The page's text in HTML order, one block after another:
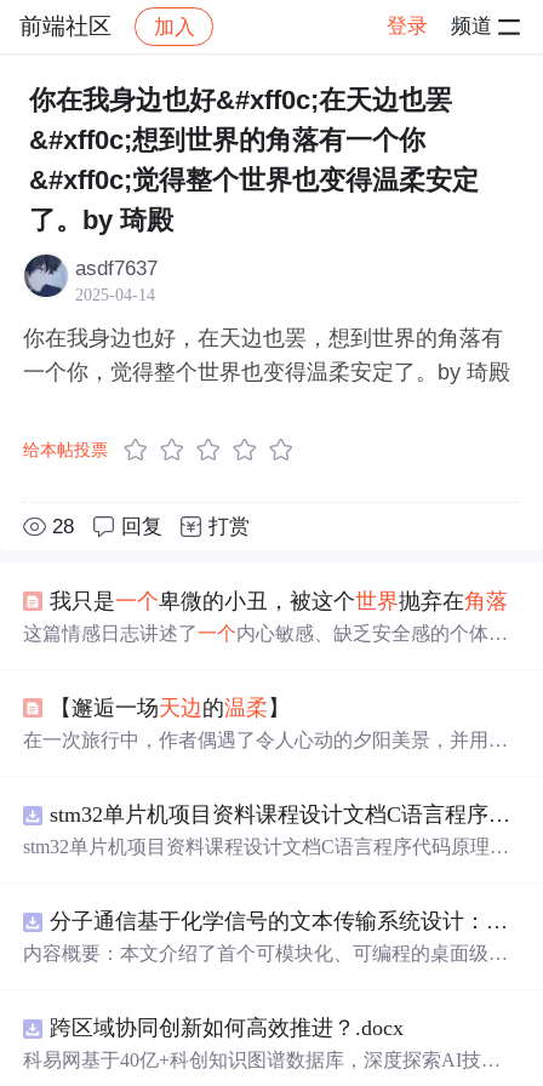
前端社区 加入 登录 频道
社区 前端社区 感慨 帖子详情
你在我身边也好&#xff0c;在天边也罢
&#xff0c;想到世界的角落有一个你
&#xff0c;觉得整个世界也变得温柔安定
了。by 琦殿
asdf7637
2025-04-14
你在我身边也好，在天边也罢，想到世界的角落有
一个你，觉得整个世界也变得温柔安定了。by 琦殿
给本帖投票
28 回复 打赏
我只是一个卑微的小丑，被这个世界抛弃在角落
这篇情感日志讲述了一个内心敏感、缺乏安全感的个体如
【邂逅一场天边的温柔 】
在一次旅行中，作者偶遇了令人心动的夕阳美景，并用手
张照片，作者希望读者能在忙碌中发现身边的美好。 stm32单片机项目资料课程设计文档C语言程序代码原理图电路PCB实例无线智能报警器的设计
stm32单片机项目资料课程设计文档C语言程序代码原理图
分子通信基于化学信号的文本传输系统设计：桌面式实验平台实现与非线性特性分析
内容概要：本文介绍了首个可模块化、可编程的桌面级分
扇控制气流，实现了基于化学扩散与流动辅助的通信机
制。研究展示了系统的非线性特性，验证了即使在非理想
跨区域协同创新如何高效推进？.docx
科易网基于40亿+科创知识图谱数据库，深度探索AI技术